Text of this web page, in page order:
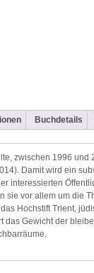
Buchdetails
zwischen 1996
Damit wird ein
interessierten
sie vor allem um die
Hochstift Trient,
das Gewicht der